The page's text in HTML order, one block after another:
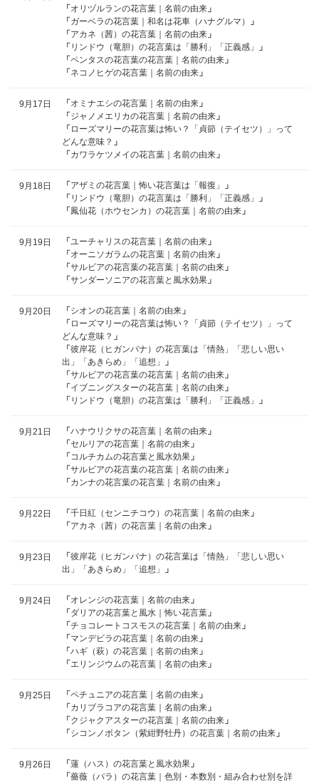
「 オリヅルランの花言葉｜名前の由来 」
「 ガーベラの花言葉｜和名は花車（ハナグルマ）
」
「 アカネ（茜）の花言葉｜名前の由来 」
「 リンドウ（竜胆）の花言葉は「勝利」「正義感」
」
「 ペンタスの花言葉の花言葉｜名前の由来 」
「 ネコノヒゲの花言葉｜名前の由来 」
9月17日 「 オミナエシの花言葉｜名前の由来 」
「 ジャノメエリカの花言葉｜名前の由来 」
「 ローズマリーの花言葉は怖い？「貞節（テイセツ）」って
どんな意味？ 」
「 カワラケツメイの花言葉｜名前の由来 」
9月18日 「 アザミの花言葉｜怖い花言葉は「報復」
」
「 リンドウ（竜胆）の花言葉は「勝利」「正義感」
」
「 鳳仙花（ホウセンカ）の花言葉｜名前の由来 」
9月19日 「 ユーチャリスの花言葉｜名前の由来 」
「 オーニソガラムの花言葉｜名前の由来 」
「 サルビアの花言葉の花言葉｜名前の由来 」
「 サンダーソニアの花言葉と風水効果 」
9月20日 「 シオンの花言葉｜名前の由来 」
「 ローズマリーの花言葉は怖い？「貞節（テイセツ）」って
どんな意味？ 」
「 彼岸花（ヒガンバナ）の花言葉は「情熱」「悲しい思い
出」「あきらめ」「追想」
」
「 サルビアの花言葉の花言葉｜名前の由来 」
「 イブニングスターの花言葉｜名前の由来 」
「 リンドウ（竜胆）の花言葉は「勝利」「正義感」 」
9月21日 「 ハナウリクサの花言葉｜名前の由来 」
「 セルリアの花言葉｜名前の由来 」
「 コルチカムの花言葉と風水効果 」
「 サルビアの花言葉の花言葉｜名前の由来 」
「 カンナの花言葉の花言葉｜名前の由来 」
9月22日 「 千日紅（センニチコウ）の花言葉｜名前の由来 」
「 アカネ（茜）の花言葉｜名前の由来 」
9月23日 「 彼岸花（ヒガンバナ）の花言葉は「情熱」「悲しい思い
出」「あきらめ」「追想」
」
9月24日 「 オレンジの花言葉｜名前の由来 」
「 ダリアの花言葉と風水｜怖い花言葉 」
「 チョコレートコスモスの花言葉｜名前の由来 」
「 マンデビラの花言葉｜名前の由来 」
「 ハギ（萩）の花言葉｜名前の由来 」
「 エリンジウムの花言葉｜名前の由来 」
9月25日 「 ペチュニアの花言葉｜名前の由来 」
「 カリブラコアの花言葉｜名前の由来 」
「 クジャクアスターの花言葉｜名前の由来 」
「 シコンノボタン（紫紺野牡丹）の花言葉｜名前の由来 」
9月26日 「 蓮（ハス）の花言葉と風水効果 」
「 薔薇（バラ）の花言葉｜色別・本数別・組み合わせ別を詳